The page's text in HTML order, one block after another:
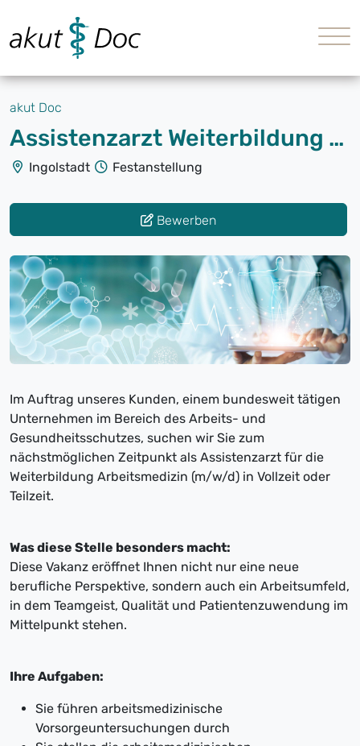
akut Doc
Assistenzarzt Weiterbildung Arbeitsmedizin (m/w/d)
Ingolstadt Festanstellung
Bewerben
Im Auftrag unseres Kunden, einem bundesweit tätigen
Unternehmen im Bereich des Arbeits- und
Gesundheitsschutzes, suchen wir Sie zum
nächstmöglichen Zeitpunkt als Assistenzarzt für die
Weiterbildung Arbeitsmedizin (m/w/d) in Vollzeit oder
Teilzeit.
Was diese Stelle besonders macht:
Diese Vakanz eröffnet Ihnen nicht nur eine neue
berufliche Perspektive, sondern auch ein Arbeitsumfeld,
in dem Teamgeist, Qualität und Patientenzuwendung im
Mittelpunkt stehen.
Ihre Aufgaben:
Sie führen arbeitsmedizinische
Vorsorgeuntersuchungen durch